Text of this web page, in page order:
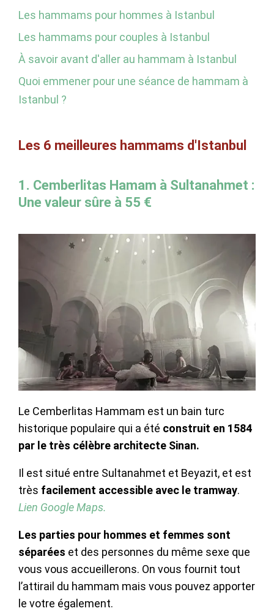
Les hammams pour hommes à Istanbul
Les hammams pour couples à Istanbul
À savoir avant d'aller au hammam à Istanbul
Quoi emmener pour une séance de hammam à
Istanbul ?
Les 6 meilleures hammams d'Istanbul
1. Cemberlitas Hamam à Sultanahmet :
Une valeur sûre à 55 €
Le Cemberlitas Hammam est un bain turc
historique populaire qui a été construit en 1584
par le très célèbre architecte Sinan.
Il est situé entre Sultanahmet et Beyazit, et est
très facilement accessible avec le tramway.
Lien Google Maps.
Les parties pour hommes et femmes sont
séparées et des personnes du même sexe que
vous vous accueillerons. On vous fournit tout
l’attirail du hammam mais vous pouvez apporter
le votre également.